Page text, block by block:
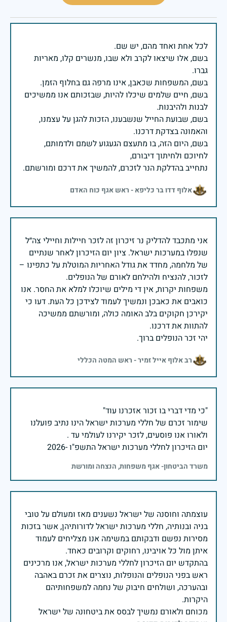
בשם, אלו שיצאו לקרב ולא שבו, מנשרים קלו, מאריות
בשם, חיים שלמים שיכלו להיות, שבזכותם אנו ממשיכים
בשם, שבועת החייל שנשבענו, הזכות להגן על עצמנו,
בשם, היום הזה, בו מתעצם הגעגוע לשמם ולדמותם,
נתחייב בהדלקת הנר לזכרם, להמשיך את דרכם ומורשתם.
אלוף דדו בר כליפא - ראש אגף כוח האדם
אני מתכבד להדליק נר זיכרון זה לזכר חיילות וחיילי צה״ל
שנפלו במערכות ישראל. ציון יום הזיכרון לאחר שנתיים
של מלחמה, מחדד את גודל האחריות המוטלת על כתפינו –
משפחות יקרות, אין די מילים שיוכלו למלא את החסר. אנו
כואבים את כאבכן ונמשיך לעמוד לצידכן כל העת. דעו כי
יקירכן חקוקים בלב האומה כולה, ומורשתם ממשיכה
יהי זכר הנופלים ברוך.
רב אלוף אייל זמיר - ראש המטה הכללי
שימור זכרם של חללי מערכות ישראל הינו נתיב פועלנו
יום הזיכרון לחללי מערכות ישראל התשפ"ו -2026
משרד הביטחון- אגף משפחות, הנצחה ומורשת
עוצמתה וחוסנה של ישראל נשענים מאז ומעולם על טובי
בניה ובנותיה, חללי מערכות ישראל לדורותיהן, אשר בזכות
מסירות נפשם ודבקותם במשימה אנו מצליחים לעמוד
בהתקדש יום הזיכרון לחללי מערכות ישראל, אנו מרכינים
ראש בפני הנופלים והנופלות, נוצרים את זכרם באהבה
ובהערכה, ושולחים חיבוק של נחמה למשפחותיהם
מכוחם ולאורם נמשיך לבסס את ביטחונה של ישראל